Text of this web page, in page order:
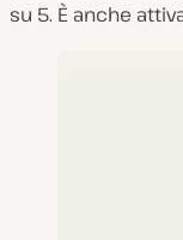
su 5. È anche